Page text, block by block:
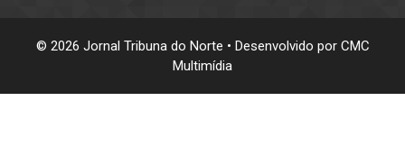
© 2026 Jornal Tribuna do Norte • Desenvolvido por CMC
Multimídia